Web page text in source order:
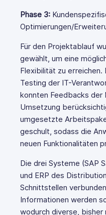
Phase 3:
Optimierungen/
Für den Projektablauf
gewählt, um eine
Flexibilität zu erreichen.
Testing der IT-
konnten Feedbacks der
Umsetzung
umgesetzte
geschult, sodass die
neuen Funktionalitäten
Die drei Systeme (SAP
und ERP des
Schnittstellen
Informationen werden
wodurch diverse, bisher